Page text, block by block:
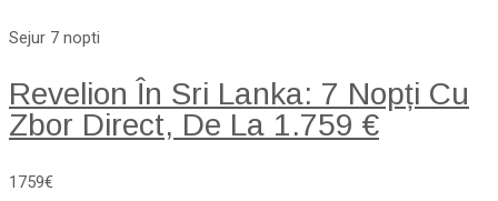
Sejur 7 nopti
Revelion În Sri Lanka: 7 Nopți Cu
Zbor Direct, De La 1.759 €
1759€